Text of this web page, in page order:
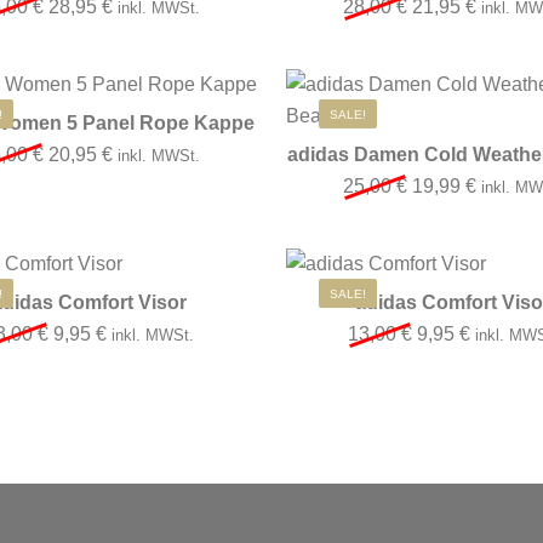
€ Ursprünglicher Preis war: 35,00 €
28,95 €Aktueller Preis ist: 28,95 €.
inkl. MWSt.
28,00€ Ursprünglicher
21,95 € inkl.
5 Panel Rope Kappe
€ Ursprünglicher Preis war: 25,00 €
20,95 €Aktueller Preis ist: 20,95 €.
inkl. MWSt.
Dieses Produkt weist mehrere
SALE!
adidas Damen Cold
25,00€ Ursprünglicher
19,99 € inkl.
Comfort Visor
€ Ursprünglicher Preis war: 13,00 €
9,95€Aktueller Preis ist: 9,95 €.
inkl. MWSt.
SALE!adidas Comfort
13,00€ 9,95€ inkl.